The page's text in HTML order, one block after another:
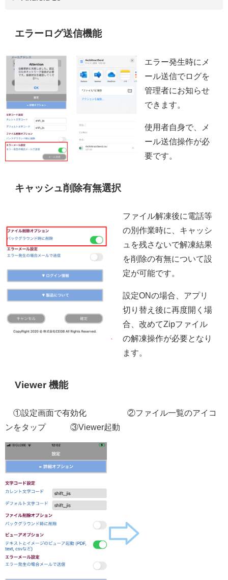
エラーログ送信機能
エラー発生時にメ
ール送信でログを
管理者にお知らせ
できます。
使用者自身で、メ
ール送信操作が必
要です。
キャッシュ削除有無選択
ファイル解凍後に電話等
の別作業時に、キャッシ
ュを残さないで解凍結果
を削除の有無について設
定が可能です。
設定ONの場合、アプリ
切り替え後に再度開く場
合、改めてZipファイル
の解凍操作が必要となり
ます。
Viewer 機能
①設定画面で有効化 ②ファイル一覧のアイコ
ンをタップ ③Viewer起動